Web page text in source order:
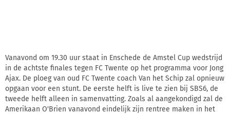
Vanavond om 19.30 uur staat in Enschede de Amstel Cup wedstrijd
in de achtste finales tegen FC Twente op het programma voor Jong
Ajax. De ploeg van oud FC Twente coach Van het Schip zal opnieuw
opgaan voor een stunt. De eerste helft is live te zien bij SBS6, de
tweede helft alleen in samenvatting. Zoals al aangekondigd zal de
Amerikaan O'Brien vanavond eindelijk zijn rentree maken in het